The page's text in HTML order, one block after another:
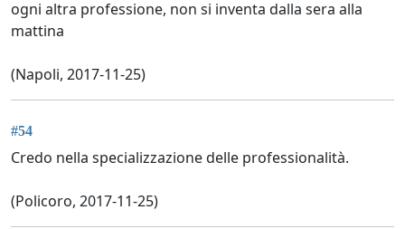
ogni altra professione, non si inventa dalla sera alla
mattina
(Napoli, 2017-11-25)
#54
Credo nella specializzazione delle professionalità.
(Policoro, 2017-11-25)